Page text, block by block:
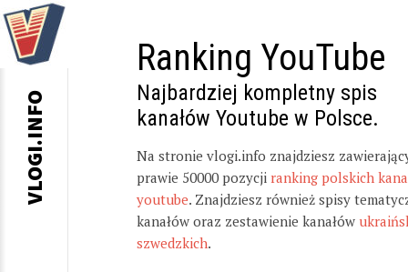
Ranking YouTube
Najbardziej kompletny spis
kanałów Youtube w Polsce.
Na stronie vlogi.info znajdziesz
prawie 50000 pozycji ranking polskich
youtube. Znajdziesz również spisy
kanałów oraz zestawienie kanałów
szwedzkich.
VLOGI.INFO